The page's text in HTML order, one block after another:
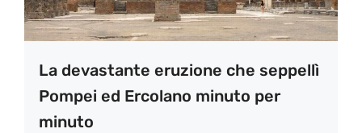
La devastante eruzione che seppellì
Pompei ed Ercolano minuto per
minuto